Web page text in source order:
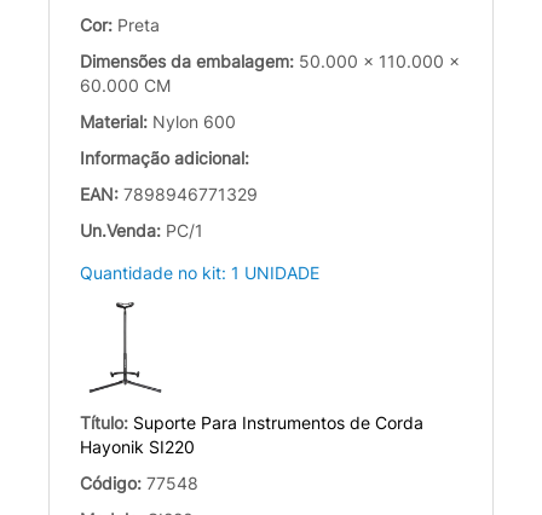
Cor: Preta
Dimensões da embalagem: 50.000 x 110.000 x
60.000 CM
Material: Nylon 600
Informação adicional:
EAN: 7898946771329
Un.Venda: PC/1
Quantidade no kit: 1 UNIDADE
Título: Suporte Para Instrumentos de Corda
Hayonik SI220
Código: 77548